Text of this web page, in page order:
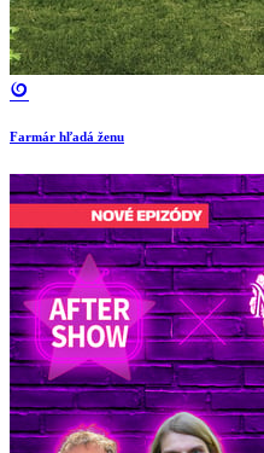
Farmár hľadá ženu